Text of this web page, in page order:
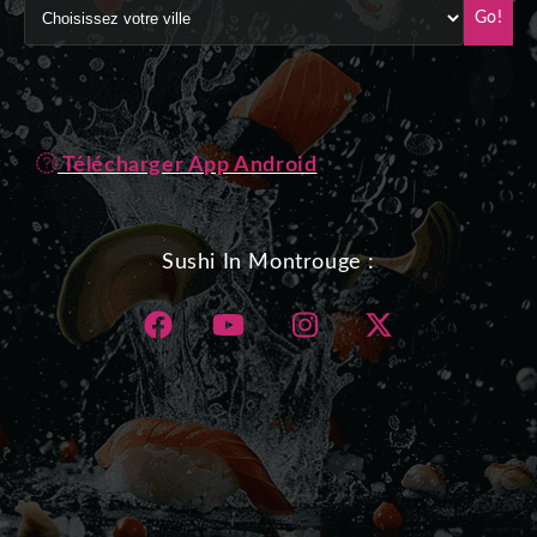
Go!
Télécharger App Android
Sushi In Montrouge :